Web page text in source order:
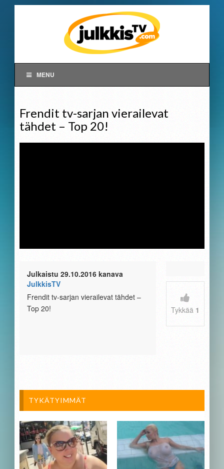
MENU
Frendit tv-sarjan vierailevat
tähdet – Top 20!
Julkaistu 29.10.2016 kanava
JulkkisTV
Frendit tv-sarjan vierailevat tähdet –
Top 20!
Tykkää 1
TYKÄTYIMMÄT